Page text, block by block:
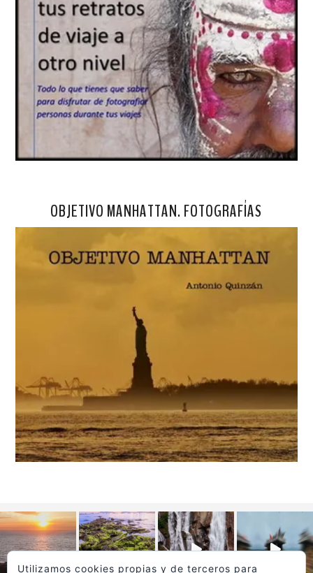
OBJETIVO MANHATTAN. FOTOGRAFÍAS
Utilizamos cookies propias y de terceros para